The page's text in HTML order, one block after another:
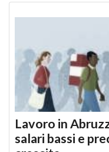
Lavoro in
salari bassi e